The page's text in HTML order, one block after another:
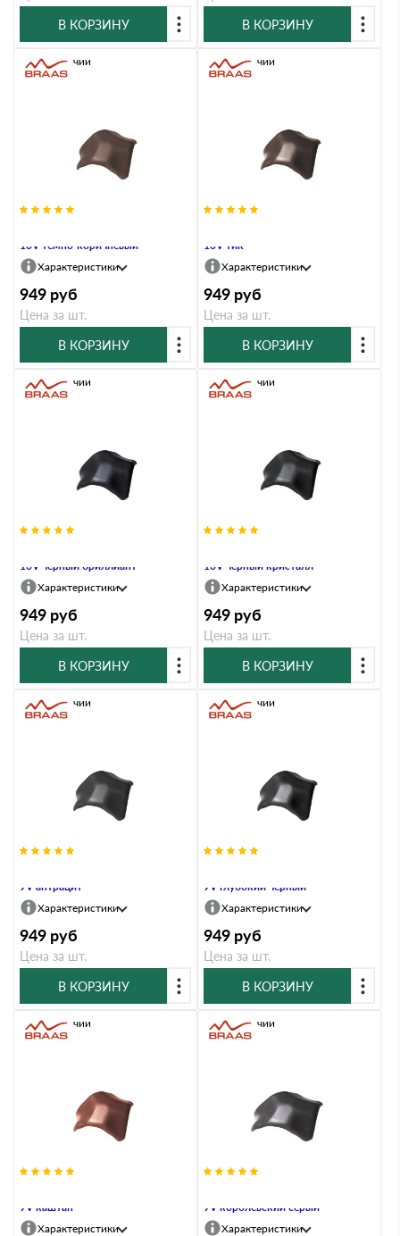
В КОРЗИНУ
В КОРЗИНУ
13V темно-коричневый
В наличии
Характеристики
949 руб
Цена за шт.
В КОРЗИНУ
13V тик
В наличии
Характеристики
949 руб
Цена за шт.
В КОРЗИНУ
13V черный бриллиант
В наличии
Характеристики
949 руб
Цена за шт.
В КОРЗИНУ
13V черный кристалл
В наличии
Характеристики
949 руб
Цена за шт.
В КОРЗИНУ
9V антрацит
В наличии
Характеристики
949 руб
Цена за шт.
В КОРЗИНУ
9V глубокий черный
В наличии
Характеристики
949 руб
Цена за шт.
В КОРЗИНУ
9V каштан
В наличии
Характеристики
9V королевский серый
В наличии
Характеристики